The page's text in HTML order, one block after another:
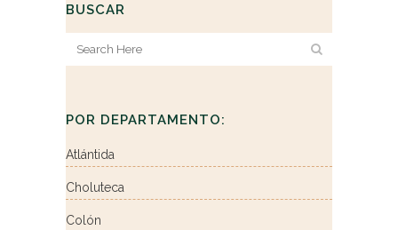
BUSCAR
POR DEPARTAMENTO:
Atlántida
Choluteca
Colón